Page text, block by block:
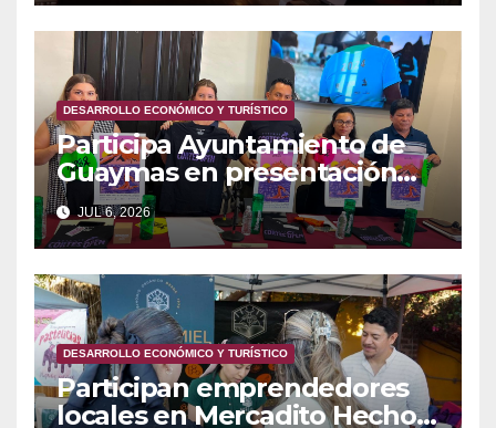
DESARROLLO ECONÓMICO Y TURÍSTICO
Participa Ayuntamiento de
Guaymas en presentación
del torneo Cortés Open
JUL 6, 2026
DESARROLLO ECONÓMICO Y TURÍSTICO
Participan emprendedores
locales en Mercadito Hecho